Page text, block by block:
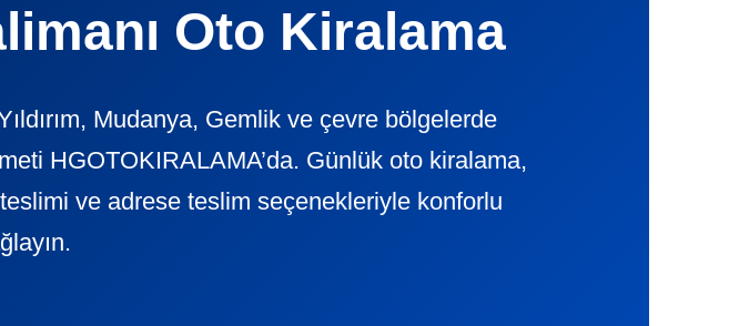
Oto Kiralama
Mudanya, Gemlik ve çevre bölgelerde
HGOTOKIRALAMA’da. Günlük oto kiralama,
ve adrese teslim seçenekleriyle konforlu